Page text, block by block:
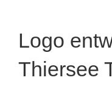
Logo
Thiersee